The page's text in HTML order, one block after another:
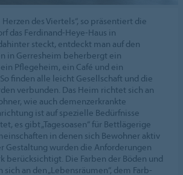
des Viertels“, so präsentiert die
das Ferdinand-Heye-Haus in
steckt, entdeckt man auf den
in Gerresheim beherbergt ein
Pflegeheim, ein Café und ein
finden alle leicht Gesellschaft und die
verbunden. Das Heim richtet sich an
wie auch demenzerkrankte
ist auf spezielle Bedürfnisse
es gibt „Tagesoasen“ für Bettlägerige
in denen sich Bewohner aktiv
Gestaltung wurden die Anforderungen
berücksichtigt. Die Farben der Böden und
an den „Lebensräumen“, dem Farb-